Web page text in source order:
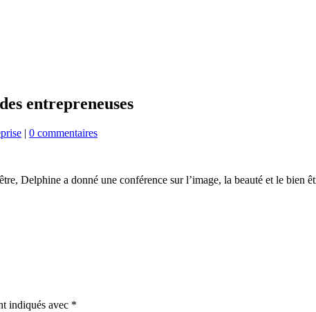
entrepreneuses
| 0 commentaires
Delphine a donné une conférence sur l’image, la beauté et le bien
indiqués avec *